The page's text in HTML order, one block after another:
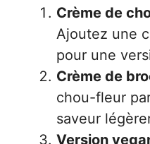
Crème de
Ajoutez une
pour une
Crème de
chou-fleur
saveur
Version